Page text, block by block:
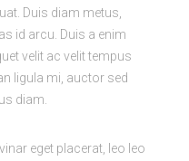
Duis diam metus,
id arcu. Duis a enim
velit ac velit tempus
ligula mi, auctor sed
diam.
eget placerat, leo leo